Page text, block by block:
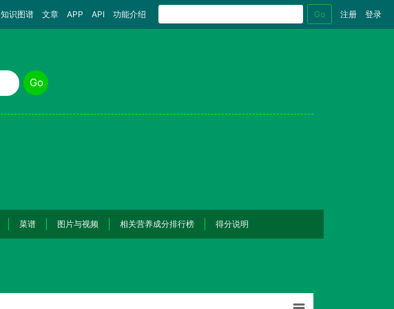
知识图谱 文章 APP API 功能介绍 Go 注册 登录
Go
菜谱 图片与视频 相关营养成分排行榜 得分说明